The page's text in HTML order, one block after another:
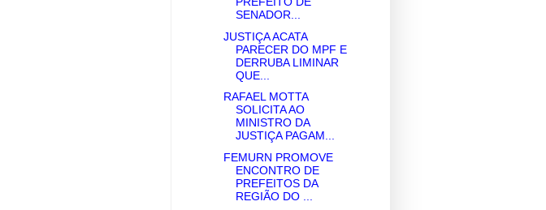
SENADOR...
JUSTIÇA ACATA
PARECER DO MPF E
DERRUBA LIMINAR
QUE...
RAFAEL MOTTA
SOLICITA AO
MINISTRO DA
JUSTIÇA PAGAM...
FEMURN PROMOVE
ENCONTRO DE
PREFEITOS DA
REGIÃO DO ...